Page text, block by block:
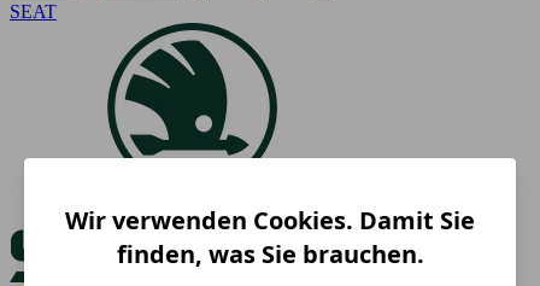
SEAT
Wir verwenden Cookies. Damit Sie
finden, was Sie brauchen.